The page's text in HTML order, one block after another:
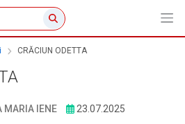
CRĂCIUN ODETTA
MARIA IENE 23.07.2025